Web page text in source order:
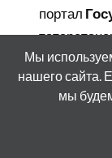
портал
Женская
Мы
нашего сайта.
мы